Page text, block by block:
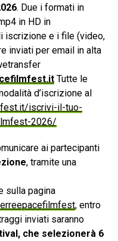
. Due i formati in
in HD in
iscrizione e i file (video,
inviati per email in alta
Tutte le
d’iscrizione al
iscrivi-il-tuo-
2026/
ai partecipanti
, tramite una
sulla pagina
, entro
inviati saranno
che selezionerà 6